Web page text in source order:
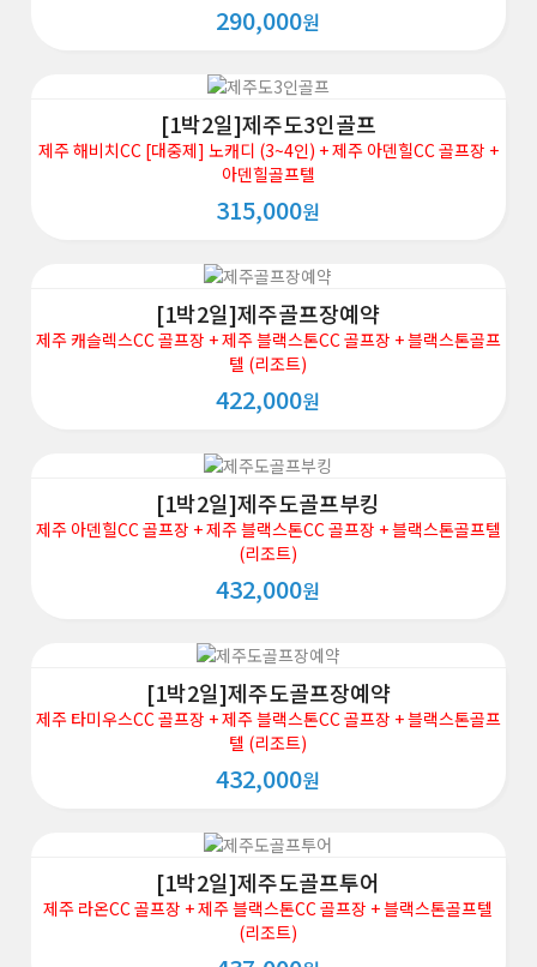
290,000원
[1박2일]제주도3인골프
제주 해비치CC [대중제] 노캐디 (3~4인) + 제주 아덴힐CC 골프장 +
아덴힐골프텔
315,000원
[1박2일]제주골프장예약
제주 캐슬렉스CC 골프장 + 제주 블랙스톤CC 골프장 + 블랙스톤골프
텔 (리조트)
422,000원
[1박2일]제주도골프부킹
제주 아덴힐CC 골프장 + 제주 블랙스톤CC 골프장 + 블랙스톤골프텔
(리조트)
432,000원
[1박2일]제주도골프장예약
제주 타미우스CC 골프장 + 제주 블랙스톤CC 골프장 + 블랙스톤골프
텔 (리조트)
432,000원
[1박2일]제주도골프투어
제주 라온CC 골프장 + 제주 블랙스톤CC 골프장 + 블랙스톤골프텔
(리조트)